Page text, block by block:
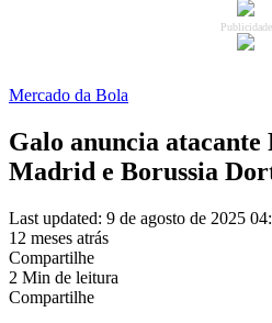
Publicidade
Mercado da Bola
Galo anuncia atacante
Madrid e Borussia
Last updated: 9 de agosto de 2025
12 meses atrás
Compartilhe
2 Min de leitura
Compartilhe